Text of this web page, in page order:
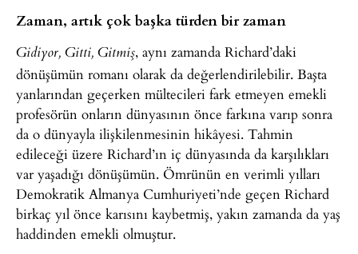
Zaman, artık çok başka türden bir zaman
Gidiyor, Gitti, Gitmiş, aynı zamanda Richard’daki
dönüşümün romanı olarak da değerlendirilebilir. Başta
yanlarından geçerken mültecileri fark etmeyen emekli
profesörün onların dünyasının önce farkına varıp sonra
da o dünyayla ilişkilenmesinin hikâyesi. Tahmin
edileceği üzere Richard’ın iç dünyasında da karşılıkları
var yaşadığı dönüşümün. Ömrünün en verimli yılları
Demokratik Almanya Cumhuriyeti’nde geçen Richard
birkaç yıl önce karısını kaybetmiş, yakın zamanda da yaş
haddinden emekli olmuştur.